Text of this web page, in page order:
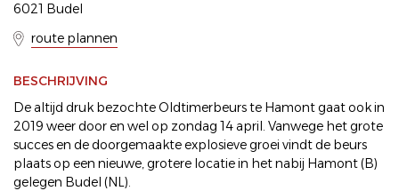
6021 Budel
route plannen
BESCHRIJVING
De altijd druk bezochte Oldtimerbeurs te Hamont gaat ook in
2019 weer door en wel op zondag 14 april. Vanwege het grote
succes en de doorgemaakte explosieve groei vindt de beurs
plaats op een nieuwe, grotere locatie in het nabij Hamont (B)
gelegen Budel (NL).